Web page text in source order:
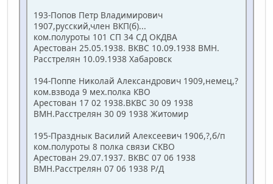
193-Попов Петр Владимирович
1907,русский,член ВКП(б)...
ком.полуроты 101 СП 34 СД ОКДВА
Арестован 25.05.1938. ВКВС 10.09.1938 ВМН.
Расстрелян 10.09.1938 Хабаровск
194-Поппе Николай Александрович 1909,немец,?
ком.взвода 9 мех.полка КВО
Арестован 17 02 1938.ВКВС 30 09 1938
ВМН.Расстрелян 30 09 1938 Житомир
195-Празднык Василий Алексеевич 1906,?,б/п
ком.полуроты 8 полка связи СКВО
Арестован 29.07.1937. ВКВС 07 06 1938
ВМН.Расстрелян 07 06 1938 Р/Д